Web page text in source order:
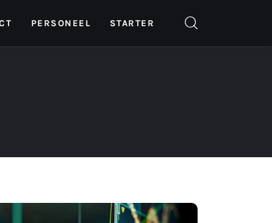
PERSONEEL STARTER